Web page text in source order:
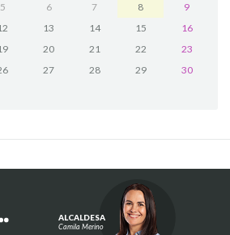
5 6 7 8
9
13 14 15
16
20 21 22
23
27 28 29
30
ALCALDESA
Camila Merino